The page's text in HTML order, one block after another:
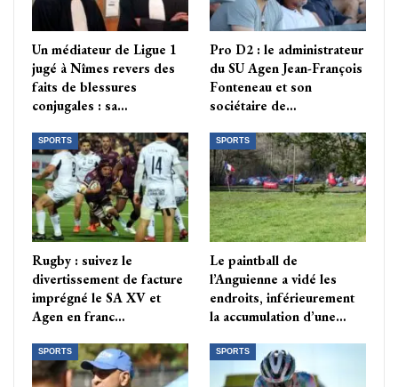
Un médiateur de Ligue 1
jugé à Nîmes revers des
faits de blessures
conjugales : sa…
Pro D2 : le administrateur
du SU Agen Jean-François
Fonteneau et son
sociétaire de…
SPORTS
Rugby : suivez le
divertissement de facture
imprégné le SA XV et
Agen en franc…
SPORTS
Le paintball de
l’Anguienne a vidé les
endroits, inférieurement
la accumulation d’une…
SPORTS SPORTS